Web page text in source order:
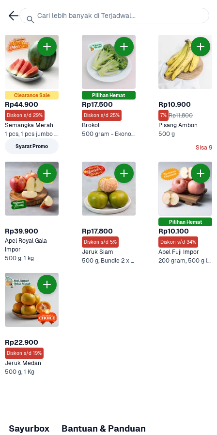
Clearance Sale
Rp44.900
Diskon s/d 29%
Semangka Merah
1 pcs, 1 pcs jumbo - Clearance Sale +1 Lainnya
Syarat Promo
Pilihan Hemat
Rp17.500
Diskon s/d 25%
Brokoli
500 gram - Ekonomis, 500 g +2 Lainnya
Rp10.900
7% Rp11.800
Pisang Ambon
500 g
Sisa 9
Rp39.900
Apel Royal Gala
Impor
500 g, 1 kg
Rp17.800
Diskon s/d 5%
Jeruk Siam
500 g, Bundle 2 x 500 gr +2 Lainnya
Pilihan Hemat
Rp10.100
Diskon s/d 34%
Apel Fuji Impor
200 gram, 500 g (Ekonomis) +6 Lainnya
Rp22.900
Diskon s/d 19%
Jeruk Medan
500 g, 1 Kg
Sayurbox Bantuan & Panduan
Cari lebih banyak di Terjadwal...